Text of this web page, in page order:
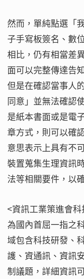
然而，單純點選「
子手寫板簽名、數
相比，仍有相當差
面可以完整傳達告
但是在確認當事人
同意」並無法確認
是紙本書面或是電
章方式，則可以確
意思表示上具有不
裝置蒐集生理資訊
法等相關要件，以
<資訊工業策進會科
為國內首屈一指之
域包含科技研發、
護、資通訊、資訊
制議題，詳細資訊